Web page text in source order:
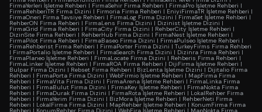
FirmaYerleri İşletme Rehberi | FirmaSehir Firma Rehberi | FirmaPro İşletme Rehberi |
FirmaRehberiTR Firma Dizini | Firmoria Firma Rehberi | EniyiFirmaTR İşletme Rehberi |
FirmaOneri Firma Tavsiye Rehberi | FirmaLog Firma Dizini |FirmaSet İşletme Rehberi |
RehberON Firma Rehberi | FirmaLens Firma Dizini | Dizinist İşletme Dizini |
FirmaGrid Firma Rehberi | FirmaCity Firma Dizini | RehberCity İşletme Rehberi |
DizinSite Firma Rehberi | RehberHub Firma Dizini | FirmaNest İşletme Rehberi |
FirmaPilot Firma Rehberi | FirmaBaseo Firma Dizini | FirmaPulseo İşletme Rehberi |
FirmaRehberist Firma Rehberi | FirmaPorter Firma Dizini | TurkeyFirms Firma Rehberi
| FirmaPortalio İşletme Rehberi | FirmaSearch Firma Dizini | Dizinra Firma Rehberi |
FirmaPlaneo İşletme Rehberi | FirmaLocate Firma Dizini | Rehberis Firma Rehberi |
FirmaLinker İşletme Rehberi | FirmaROA Firma Rehberi | DijiFirma İşletme Rehberi |
Bulpar Firma Dizini | Rebset Firma Rehberi | BizLenta İşletme Dizini | Dijitalio Firma
Rehberi | FirmaPorta Firma Dizini | WebFirmio İşletme Rehberi | MapFirma Firma
Rehberi | FirmaVita Firma Dizini | FirmaArena İşletme Rehberi | FirmaLinka Firma
Rehberi | FirmaBulut Firma Dizini | FirmaKey İşletme Rehberi | FirmaNokta Firma
Rehberi | FirmaDurak Firma Dizini | FirmaRota İşletme Rehberi | LokalRehber Firma
Rehberi | FirmaYerim Firma Dizini | BizMora İşletme Rehberi | RehberNeti Firma
Rehberi | LokalFirma Firma Dizini | MapRehber İşletme Rehberi | KonumFirma Firma